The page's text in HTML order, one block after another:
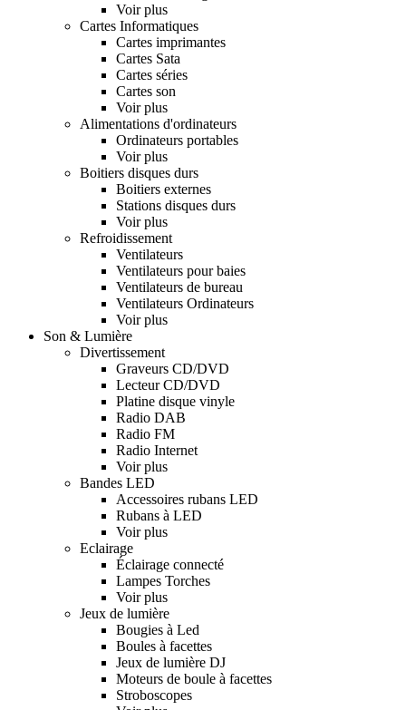
Voir plus
Cartes Informatiques
Cartes imprimantes
Cartes Sata
Cartes séries
Cartes son
Voir plus
Alimentations d'ordinateurs
Ordinateurs portables
Voir plus
Boitiers disques durs
Boitiers externes
Stations disques durs
Voir plus
Refroidissement
Ventilateurs
Ventilateurs pour baies
Ventilateurs de bureau
Ventilateurs Ordinateurs
Voir plus
Son & Lumière
Divertissement
Graveurs CD/DVD
Lecteur CD/DVD
Platine disque vinyle
Radio DAB
Radio FM
Radio Internet
Voir plus
Bandes LED
Accessoires rubans LED
Rubans à LED
Voir plus
Eclairage
Éclairage connecté
Lampes Torches
Voir plus
Jeux de lumière
Bougies à Led
Boules à facettes
Jeux de lumière DJ
Moteurs de boule à facettes
Stroboscopes